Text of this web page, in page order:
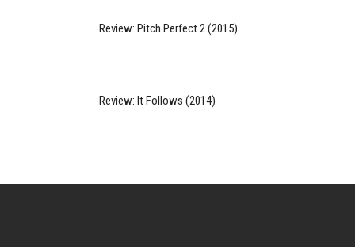
Review: Pitch Perfect 2 (2015)
Review: It Follows (2014)